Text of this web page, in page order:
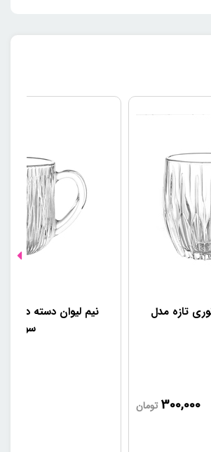
تازه مدل
300,000 تومان
نیم لیوان دسته دار
سولو